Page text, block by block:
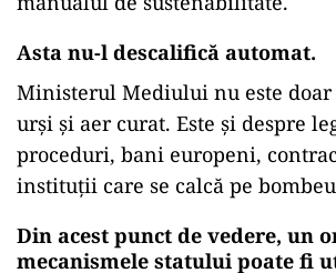
Asta nu-l descalifică automat.
Ministerul Mediului nu este doar
urși și aer curat. Este și despre
proceduri, bani europeni,
instituții care se calcă pe
Din acest punct de vedere, un
mecanismele statului poate fi